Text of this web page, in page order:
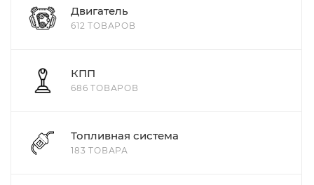
Двигатель
612 ТОВАРОВ
КПП
686 ТОВАРОВ
Топливная система
183 ТОВАРА